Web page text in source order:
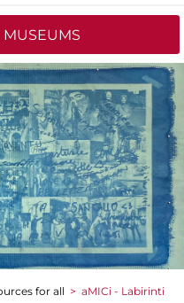
MUSEUMS
for all > aMICi - Labirinti